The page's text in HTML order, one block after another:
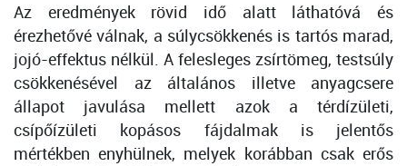
Az eredmények rövid idő alatt láthatóvá és
érezhetővé válnak, a súlycsökkenés is tartós marad,
jojó-effektus nélkül. A felesleges zsírtömeg, testsúly
csökkenésével az általános illetve anyagcsere
állapot javulása mellett azok a térdízületi,
csípőízületi kopásos fájdalmak is jelentős
mértékben enyhülnek, melyek korábban csak erős